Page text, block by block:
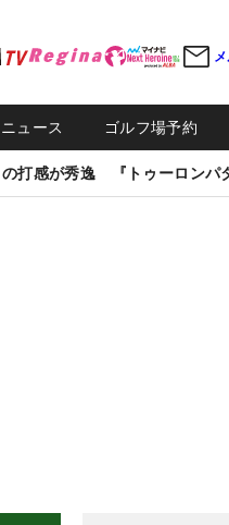
ュース ゴルフ場予約
打感が秀逸 『トゥーロンパ